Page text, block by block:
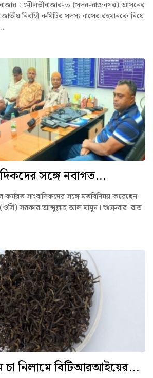
: মৌলভীবাজার-৩ (সদর-রাজনগর) আসনের
নির্বাহী কমিটির সদস্য নাসের রহমানকে নিয়ে
সঙ্গে নবাগত...
কর্মরত সাংবাদিকদের সঙ্গে মতবিনিময় করেছেন
সরকার আব্দুল্লাহ আল মামুন। শুক্রবার রাত
চা নিলামে বিটিআরআইয়ের...